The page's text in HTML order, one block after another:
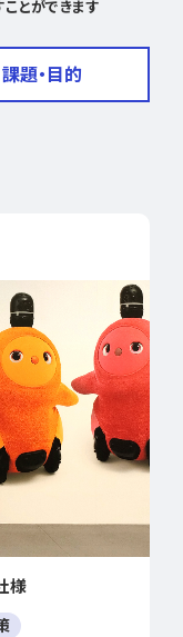
とができます
課題・目的
様